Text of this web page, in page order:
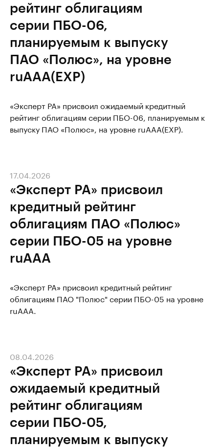
рейтинг облигациям
серии ПБО-06,
планируемым к выпуску
ПАО «Полюс», на уровне
ruAAA(EXP)
«Эксперт РА» присвоил ожидаемый кредитный
рейтинг облигациям серии ПБО-06, планируемым к
выпуску ПАО «Полюс», на уровне ruAAA(EXP).
«Эксперт РА» присвоил
кредитный рейтинг
облигациям ПАО «Полюс»
серии ПБО-05 на уровне
ruAAA
17.04.2026
«Эксперт РА» присвоил кредитный рейтинг
облигациям ПАО "Полюс" серии ПБО-05 на уровне
ruAAA.
«Эксперт РА» присвоил
ожидаемый кредитный
рейтинг облигациям
серии ПБО-05,
планируемым к выпуску
08.04.2026